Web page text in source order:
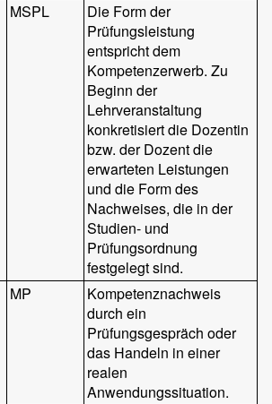
MSPL
Die Form der
Prüfungsleistung
entspricht dem
Kompetenzerwerb. Zu
Beginn der
Lehrveranstaltung
konkretisiert die Dozentin
bzw. der Dozent die
erwarteten Leistungen
und die Form des
Nachweises, die in der
Studien- und
Prüfungsordnung
festgelegt sind.
MP
Kompetenznachweis
durch ein
Prüfungsgespräch oder
das Handeln in einer
realen
Anwendungssituation.